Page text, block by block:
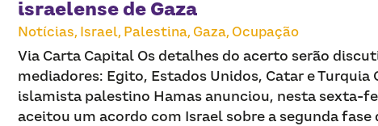
israelense de Gaza
Notícias, Israel, Palestina, Gaza, Ocupação
Via Carta Capital Os detalhes do acerto serão
mediadores: Egito, Estados Unidos, Catar e Turquia
islamista palestino Hamas anunciou, nesta sexta-
aceitou um acordo com Israel sobre a segunda fase